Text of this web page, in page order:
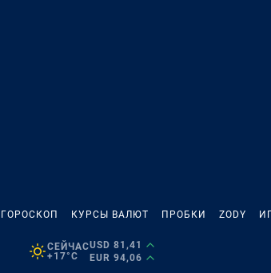
ГОРОСКОП КУРСЫ ВАЛЮТ ПРОБКИ ZODY
СЕЙЧАС
+17°C
USD 81,41
EUR 94,06